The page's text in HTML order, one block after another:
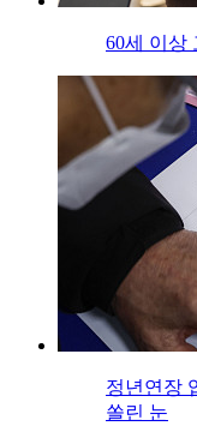
60세 이상
정년연장
쏠린 눈